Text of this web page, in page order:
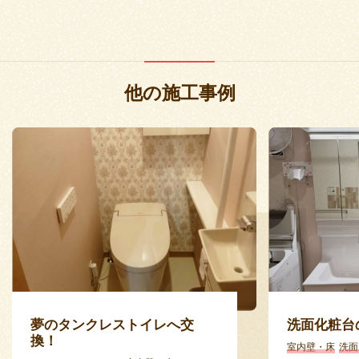
他の施工事例
夢のタンクレストイレへ交
換！
洗面化粧台
室内壁・床 洗